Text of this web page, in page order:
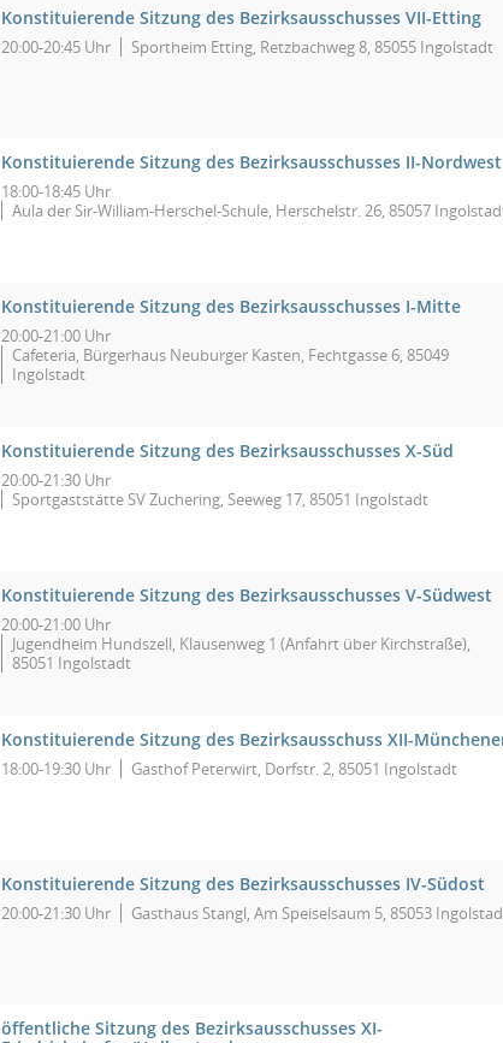
Konstituierende Sitzung des Bezirksausschusses VII-Etting
20:00-20:45 Uhr Sportheim Etting, Retzbachweg 8, 85055 Ingolstadt
Konstituierende Sitzung des Bezirksausschusses II-Nordwest
18:00-18:45 Uhr
Aula der Sir-William-Herschel-Schule, Herschelstr. 26, 85057
Konstituierende Sitzung des Bezirksausschusses I-Mitte
20:00-21:00 Uhr
Cafeteria, Bürgerhaus Neuburger Kasten, Fechtgasse 6, 85049
Ingolstadt
Konstituierende Sitzung des Bezirksausschusses X-Süd
20:00-21:30 Uhr
Sportgaststätte SV Zuchering, Seeweg 17, 85051 Ingolstadt
Konstituierende Sitzung des Bezirksausschusses V-Südwest
20:00-21:00 Uhr
Jugendheim Hundszell, Klausenweg 1 (Anfahrt über Kirchstraße),
85051 Ingolstadt
Konstituierende Sitzung des Bezirksausschuss XII-
18:00-19:30 Uhr Gasthof Peterwirt, Dorfstr. 2, 85051 Ingolstadt
Konstituierende Sitzung des Bezirksausschusses IV-Südost
20:00-21:30 Uhr Gasthaus Stangl, Am Speiselsaum 5, 85053
öffentliche Sitzung des Bezirksausschusses XI-